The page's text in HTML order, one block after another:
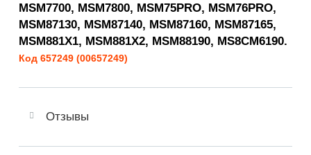
MSM7700, MSM7800, MSM75PRO, MSM76PRO,
MSM87130, MSM87140, MSM87160, MSM87165,
MSM881X1, MSM881X2, MSM88190, MS8CM6190.
Код 657249 (00657249)
Отзывы